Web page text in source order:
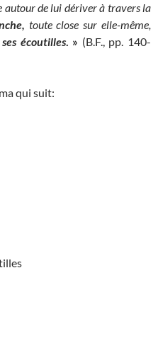
de lui dériver à travers la
toute close sur elle-même,
écoutilles. » (B.F., pp. 140-
qui suit: